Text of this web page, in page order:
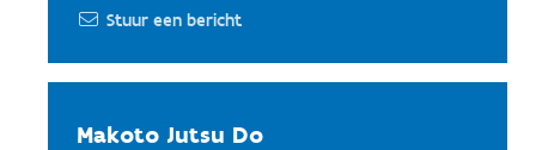
Stuur een bericht
Makoto Jutsu Do